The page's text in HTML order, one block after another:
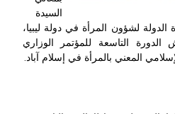
السيدة
لشؤون المرأة في دولة ليبيا،
التاسعة للمؤتمر الوزاري
المعني بالمرأة في إسلام آباد.